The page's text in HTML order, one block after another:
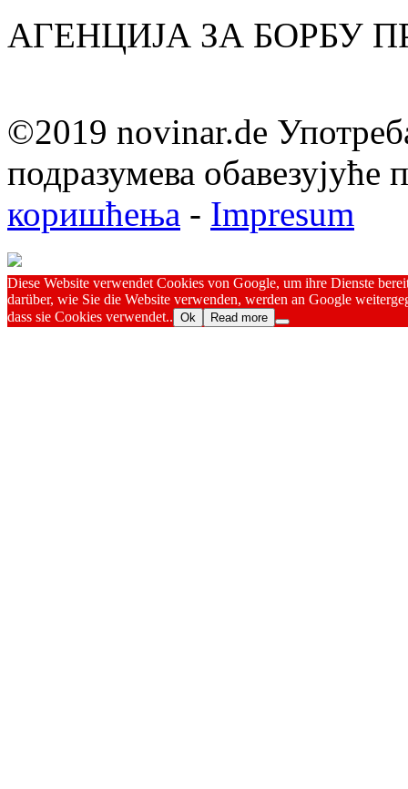
АГЕНЦИЈА ЗА БОРБУ
©2019 novinar.de
подразумева обавезујуће
коришћења - Impresum
Diese Website verwendet Cookies von Google, um ihre Dienste
darüber, wie Sie die Website verwenden, werden an Google
dass sie Cookies verwendet.. Ok Read more